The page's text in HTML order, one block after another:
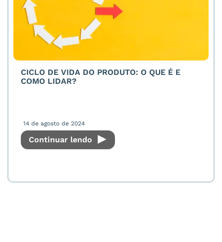
CICLO DE VIDA DO PRODUTO: O QUE É E
COMO LIDAR?
14 de agosto de 2024
Continuar lendo